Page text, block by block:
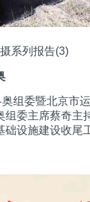
系列报告(3)
组委暨北京市
组委主席蔡奇主
设施建设收尾